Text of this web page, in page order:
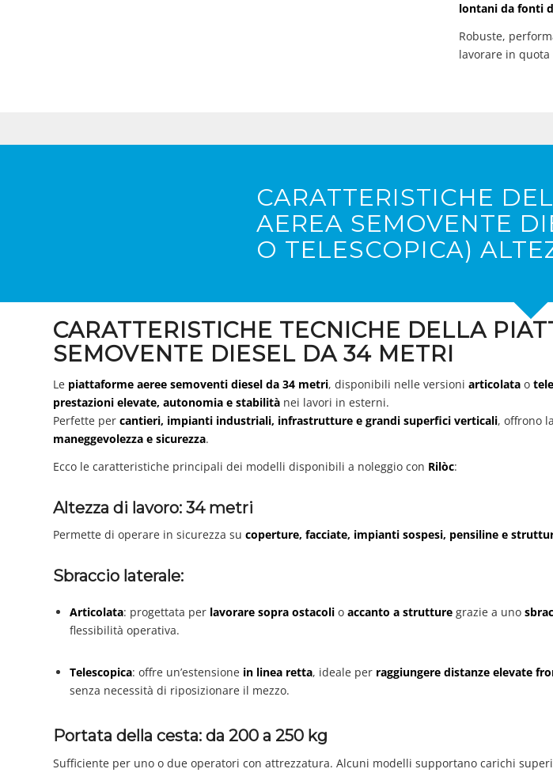
lontani da fonti
Robuste,
lavorare in
CARATTERISTICHE
AEREA SEMOVENTE
O TELESCOPICA)
CARATTERISTICHE TECNICHE DELLA
SEMOVENTE DIESEL DA 34 METRI
Le piattaforme aeree semoventi diesel da 34 metri, disponibili nelle versioni articolata o
prestazioni elevate, autonomia e stabilità nei lavori in esterni.
Perfette per cantieri, impianti industriali, infrastrutture e grandi superfici verticali, offrono
maneggevolezza e sicurezza.
Ecco le caratteristiche principali dei modelli disponibili a noleggio con Rilòc:
Altezza di lavoro: 34 metri
Permette di operare in sicurezza su coperture, facciate, impianti sospesi, pensiline e
Sbraccio laterale:
Articolata: progettata per lavorare sopra ostacoli o accanto a strutture grazie a uno
flessibilità operativa.
Telescopica: offre un’estensione in linea retta, ideale per raggiungere distanze elevate
senza necessità di riposizionare il mezzo.
Portata della cesta: da 200 a 250 kg
Sufficiente per uno o due operatori con attrezzatura. Alcuni modelli supportano carichi